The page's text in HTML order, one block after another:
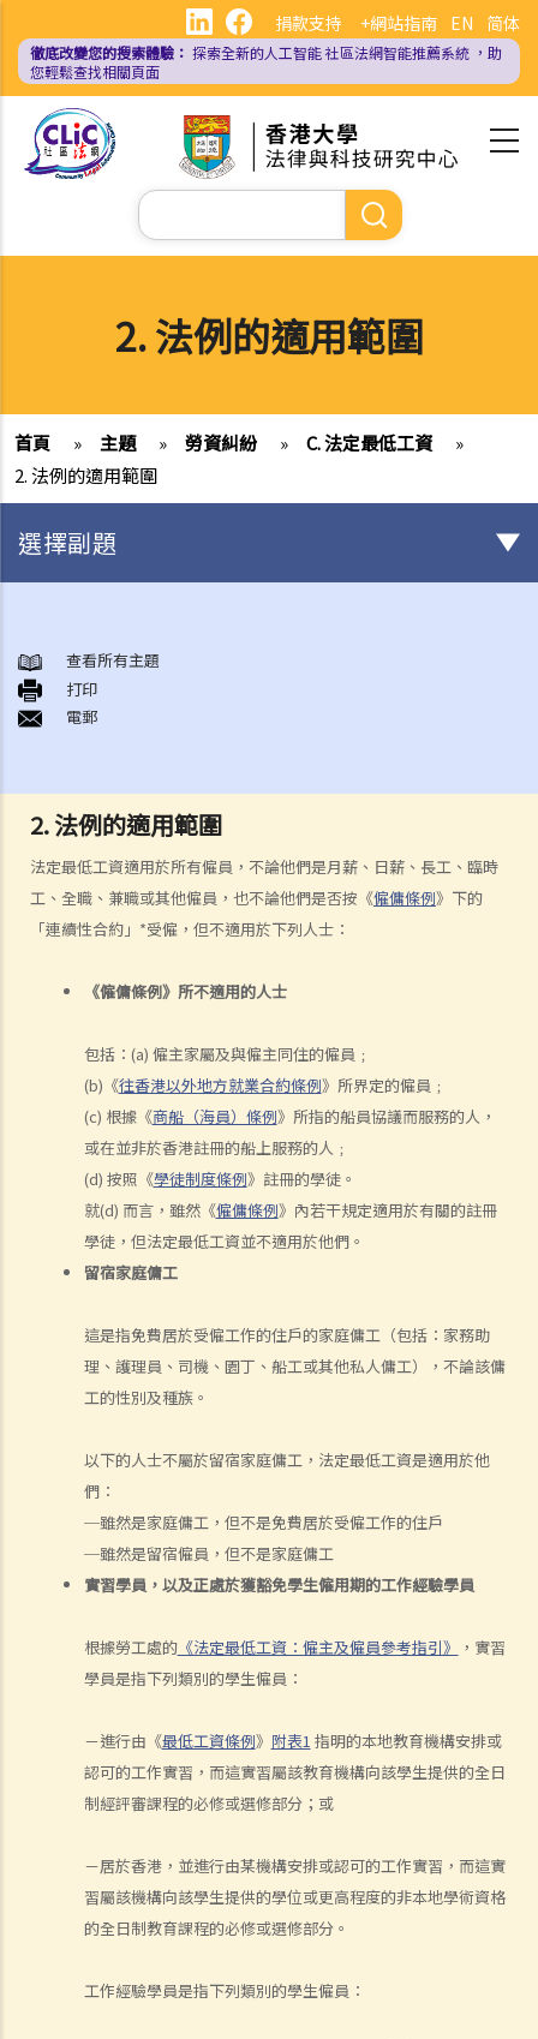
內
EN 简体
捐款支持 +網站指南
徹底改變您的搜索體驗： 探索全新的人工智能社區法網智能推薦系統 ，助
您輕鬆查找相關頁面
Search
2. 法例的適用範圍
首頁 » 主題 » 勞資糾紛 » C. 法定最低工資
»
2. 法例的適用範圍
2. 法例的適用範圍
法定最低工資適用於所有僱員，不論他們是月薪、日薪、長工、臨時
工、全職、兼職或其他僱員，也不論他們是否按《僱傭條例》下的
「連續性合約」*受僱，但不適用於下列人士：
《僱傭條例》所不適用的人士
包括：(a) 僱主家屬及與僱主同住的僱員﹔
(b)《往香港以外地方就業合約條例》所界定的僱員﹔
(c) 根據《商船（海員）條例》所指的船員協議而服務的人，
或在並非於香港註冊的船上服務的人﹔
(d) 按照《學徒制度條例》註冊的學徒。
就(d) 而言，雖然《僱傭條例》內若干規定適用於有關的註冊
學徒，但法定最低工資並不適用於他們。
留宿家庭傭工
這是指免費居於受僱工作的住戶的家庭傭工（包括：家務助
理、護理員、司機、園丁、船工或其他私人傭工），不論該傭
工的性別及種族。
以下的人士不屬於留宿家庭傭工，法定最低工資是適用於他
們：
─雖然是家庭傭工，但不是免費居於受僱工作的住戶
─雖然是留宿僱員，但不是家庭傭工
實習學員，以及正處於獲豁免學生僱用期的工作經驗學員
根據勞工處的《法定最低工資：僱主及僱員參考指引》
，實習
學員是指下列類別的學生僱員：
－進行由《最低工資條例》 附表1 指明的本地教育機構安排或
認可的工作實習，而這實習屬該教育機構向該學生提供的全日
制經評審課程的必修或選修部分；或
－居於香港，並進行由某機構安排或認可的工作實習，而這實
習屬該機構向該學生提供的學位或更高程度的非本地學術資格
的全日制教育課程的必修或選修部分。
工作經驗學員是指下列類別的學生僱員：
選擇副題
A. 「僱傭合約」之闡釋
1. 僱傭合約的持續期是多久？
2. 甚麼是「連續性」僱傭合約？
3. 僱主是否可以選擇簽訂一系列較短且間斷的僱傭合同，以避免向僱員
提供法定福利和權益？
3. 如何分辨「僱傭合約」以及「獨立承包商（或自僱人士）之服務合
約」？
予現職僱主一個月通知以辭去現有工作。在新工上任的一個星期前，我
者。因我經已辭去現有工作（而新職員亦已上班），我在離職時便成為
失業人士。我可否向給予新聘約的公司採取法律行動或尋求補救方法？
5. 資料及紀錄
1. 我的秘書弄壞了我辦公室的電腦，而我打算從她本月的薪金中扣除
$3,000 以作賠償，我可否作此扣除？僱主在甚麼情況下才可扣減僱員薪
3. 我已被拖欠了一個月薪金，而老闆告訴我他已無能力支付薪金，他有
否違反僱傭合約？我可否即時終止僱傭合約以及提出索償？
4. 我的工作地方突然被關閉，而自上個月起我便沒有再收到薪金，我認
（或部分）薪金？
7. 僱主可否單方面減少僱員的工資，安排無薪假，或更改僱傭合約條款
8. 建築及營造行業的總承判商有沒有責任支付次承判商的僱員的工資？
9. 工資是否包括酌情發給的佣金或花紅？
11. 如何計算年終酬金？我可於何時收取有關的款項？
C. 終止僱傭關係及所需之補償
1. 即時終止僱傭合約
1. 終止固定期限合約
1. 繳付終止合約款項之時限
2. 發出通知終止合約
查看所有主題
打印
電郵